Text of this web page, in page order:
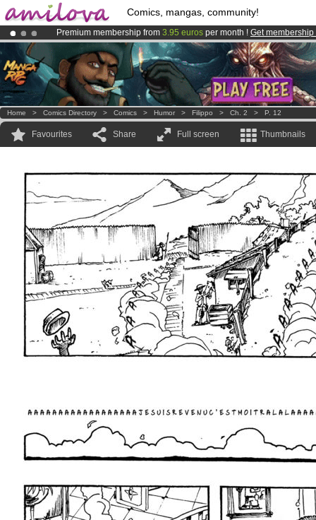
Comics, mangas, community!
Premium membership from 3.95 euros per month ! Get membership
AmilovaKickstarter is now LIVE!.
Already 100000 membersand 1000 comics & mangas!.
Home > Comics Directory > Comics > Humor > Filippo > Ch. 2 > P. 12
Favourites Share Full screen Thumbnails